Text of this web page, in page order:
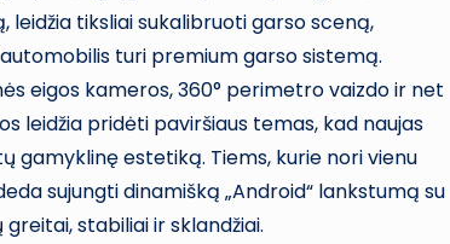
leidžia tiksliai sukalibruoti garso sceną,
turi premium garso sistemą.
eigos kameros, 360° perimetro vaizdo ir net
leidžia pridėti paviršiaus temas, kad naujas
gamyklinę estetiką. Tiems, kurie nori vienu
sujungti dinamišką „Android“ lankstumą su
stabiliai ir sklandžiai.